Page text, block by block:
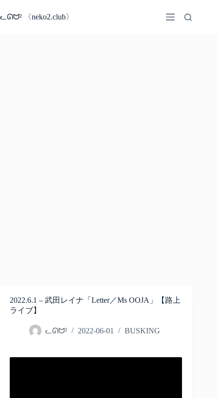
ン
ᓚᘏᗢ² 〈neko2.club〉
2022.6.1 – 武田レイナ「Letter／Ms OOJA」【路上
ライブ】
ᓚᘏᗢ² 2022-06-01 BUSKING